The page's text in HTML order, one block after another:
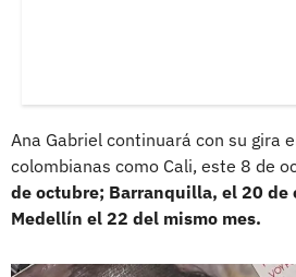
Ana Gabriel continuará con su gira
colombianas como Cali, este 8 de
de octubre; Barranquilla, el 20 de
Medellín el 22 del mismo mes.